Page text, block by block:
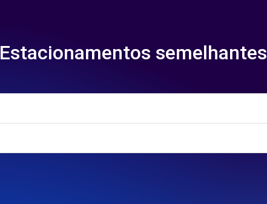
Estacionamentos semelhantes